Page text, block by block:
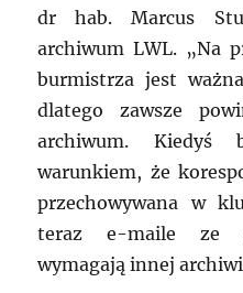
dr hab. Marcus
archiwum LWL. „Na
burmistrza jest
dlatego zawsze
archiwum.
warunkiem, że
przechowywana w
teraz e-maile ze
wymagają innej